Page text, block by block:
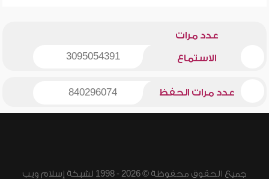
عدد مرات
الاستماع 3095054391
عدد مرات الحفظ 840296074
جميع الحقوق محفوظة © 2026 - 1998 لشبكة إسلام ويب